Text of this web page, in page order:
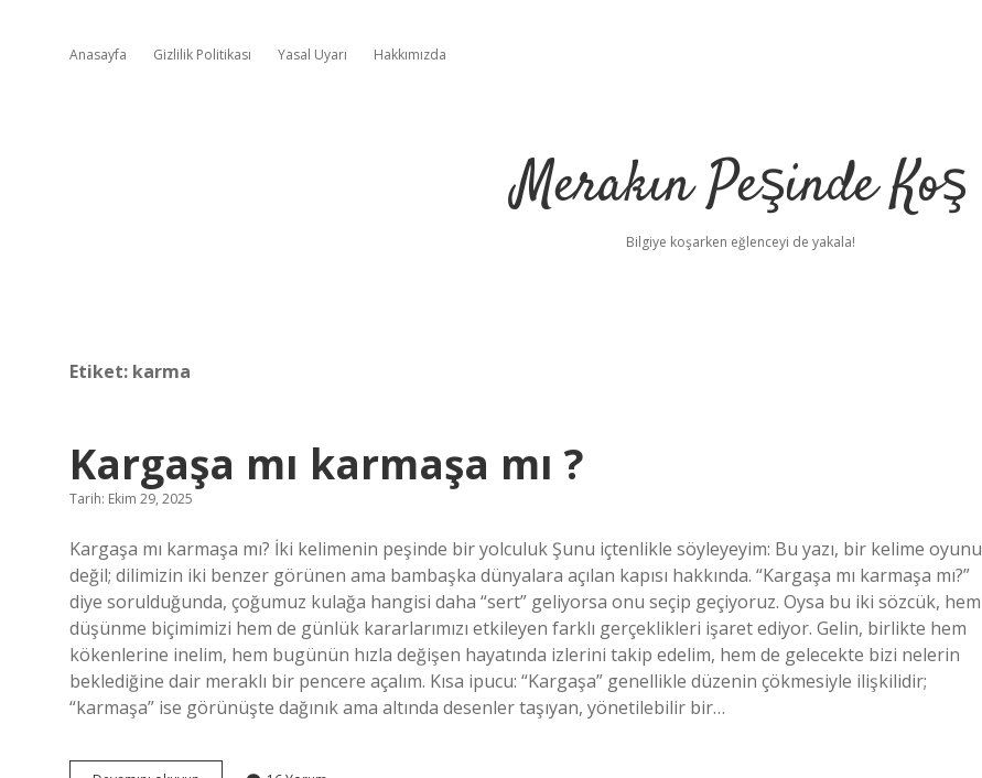
Anasayfa Gizlilik Politikası Yasal Uyarı Hakkımızda
Merakın Peşinde Koş
Bilgiye koşarken eğlenceyi de yakala!
Etiket: karma
Kargaşa mı karmaşa mı ?
Tarih: Ekim 29, 2025
Kargaşa mı karmaşa mı? İki kelimenin peşinde bir yolculuk Şunu içtenlikle söyleyeyim: Bu yazı, bir kelime oyunu
değil; dilimizin iki benzer görünen ama bambaşka dünyalara açılan kapısı hakkında. “Kargaşa mı karmaşa mı?”
diye sorulduğunda, çoğumuz kulağa hangisi daha “sert” geliyorsa onu seçip geçiyoruz. Oysa bu iki sözcük, hem
düşünme biçimimizi hem de günlük kararlarımızı etkileyen farklı gerçeklikleri işaret ediyor. Gelin, birlikte hem
kökenlerine inelim, hem bugünün hızla değişen hayatında izlerini takip edelim, hem de gelecekte bizi nelerin
beklediğine dair meraklı bir pencere açalım. Kısa ipucu: “Kargaşa” genellikle düzenin çökmesiyle ilişkilidir;
“karmaşa” ise görünüşte dağınık ama altında desenler taşıyan, yönetilebilir bir…